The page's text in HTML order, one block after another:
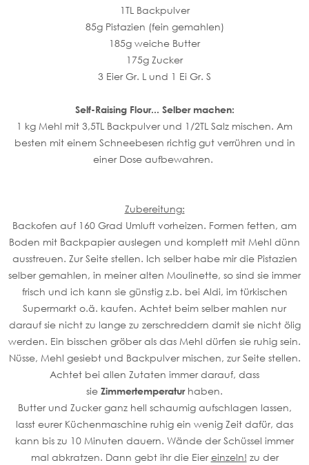
1TL Backpulver
85g Pistazien (fein gemahlen)
185g weiche Butter
175g Zucker
3 Eier Gr. L und 1 Ei Gr. S
Self-Raising Flour... Selber machen:
1 kg Mehl mit 3,5TL Backpulver und 1/2TL Salz mischen. Am
besten mit einem Schneebesen richtig gut verrühren und in
einer Dose aufbewahren.
Zubereitung:
Backofen auf 160 Grad Umluft vorheizen. Formen fetten, am
Boden mit Backpapier auslegen und komplett mit Mehl dünn
ausstreuen. Zur Seite stellen. Ich selber habe mir die Pistazien
selber gemahlen, in meiner alten Moulinette, so sind sie immer
frisch und ich kann sie günstig z.b. bei Aldi, im türkischen
Supermarkt o.ä. kaufen. Achtet beim selber mahlen nur
darauf sie nicht zu lange zu zerschreddern damit sie nicht ölig
werden. Ein bisschen gröber als das Mehl dürfen sie ruhig sein.
Nüsse, Mehl gesiebt und Backpulver mischen, zur Seite stellen.
Achtet bei allen Zutaten immer darauf, dass
sie Zimmertemperaturhaben.
Butter und Zucker ganz hell schaumig aufschlagen lassen,
lasst eurer Küchenmaschine ruhig ein wenig Zeit dafür, das
kann bis zu 10 Minuten dauern. Wände der Schüssel immer
mal abkratzen. Dann gebt ihr die Eiereinzeln! zu der